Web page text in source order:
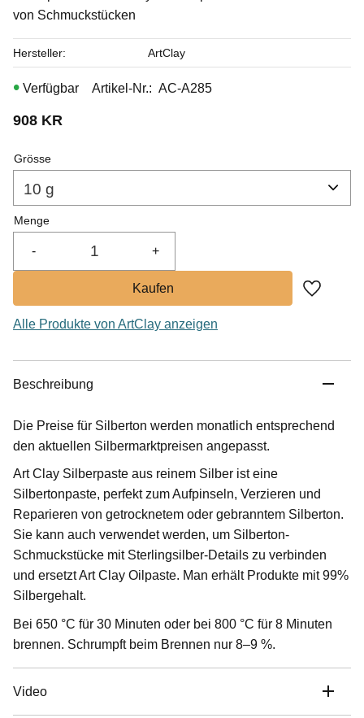
von Schmuckstücken
908 KR
Grösse
Menge
+
-
Zu
Artikel-Nr. AC-A285
Hersteller ArtClay
Alle Produkte von ArtClay anzeigen
Beschreibung
Die Preise für Silberton werden monatlich entsprechend
den aktuellen Silbermarktpreisen angepasst.
Art Clay Silberpaste aus reinem Silber ist eine
Silbertonpaste, perfekt zum Aufpinseln, Verzieren und
Reparieren von getrocknetem oder gebranntem Silberton.
Sie kann auch verwendet werden, um Silberton-
Schmuckstücke mit Sterlingsilber-Details zu verbinden
und ersetzt Art Clay Oilpaste. Man erhält Produkte mit 99%
Silbergehalt.
Bei 650 °C für 30 Minuten oder bei 800 °C für 8 Minuten
brennen. Schrumpft beim Brennen nur 8–9 %.
Video